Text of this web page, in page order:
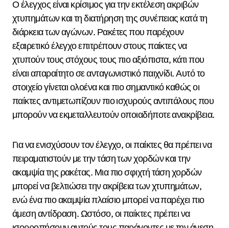
Ο έλεγχος είναι κρίσιμος για την εκτέλεση ακριβών
χτυπημάτων και τη διατήρηση της συνέπειας κατά τη
διάρκεια των αγώνων. Ρακέτες που παρέχουν
εξαιρετικό έλεγχο επιτρέπουν στους παίκτες να
χτυπούν τους στόχους τους πιο αξιόπιστα, κάτι που
είναι απαραίτητο σε ανταγωνιστικό παιχνίδι. Αυτό το
στοιχείο γίνεται ολοένα και πιο σημαντικό καθώς οι
παίκτες αντιμετωπίζουν πιο ισχυρούς αντιπάλους που
μπορούν να εκμεταλλευτούν οποιαδήποτε ανακρίβεια.
Για να ενισχύσουν τον έλεγχο, οι παίκτες θα πρέπει να
πειραματιστούν με την τάση των χορδών και την
ακαμψία της ρακέτας. Μια πιο σφιχτή τάση χορδών
μπορεί να βελτιώσει την ακρίβεια των χτυπημάτων,
ενώ ένα πιο ακαμψία πλαίσιο μπορεί να παρέχει πιο
άμεση αντίδραση. Ωστόσο, οι παίκτες πρέπει να